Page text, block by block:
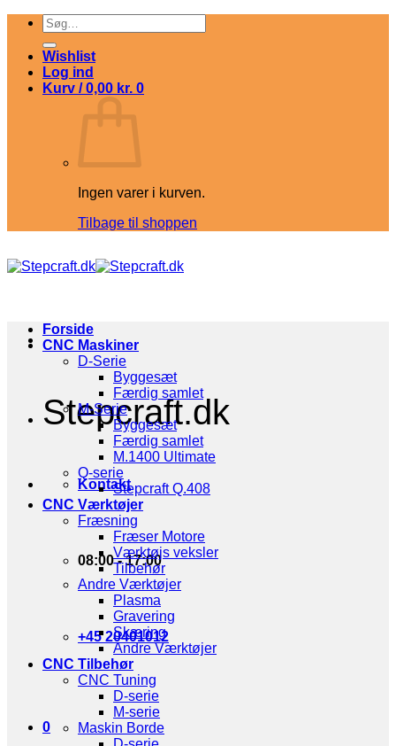
Fortsæt
indhold
Søg
efter:
Wishlist
Log ind
Kurv /0,00 kr. 0
Ingen varer i kurven.
Tilbage til shoppen
Stepcraft.dk
Kontakt
08:00 - 17:00
+45 20401012
0
Forside
CNC Maskiner
D-Serie
Byggesæt
Færdig samlet
M-Serie
Byggesæt
Færdig samlet
M.1400 Ultimate
Q-serie
Stepcraft Q.408
CNC Værktøjer
Fræsning
Fræser Motore
Værktøjs veksler
Tilbehør
Andre Værktøjer
Plasma
Gravering
Skæring
Andre Værktøjer
CNC Tilbehør
CNC Tuning
D-serie
M-serie
Maskin Borde